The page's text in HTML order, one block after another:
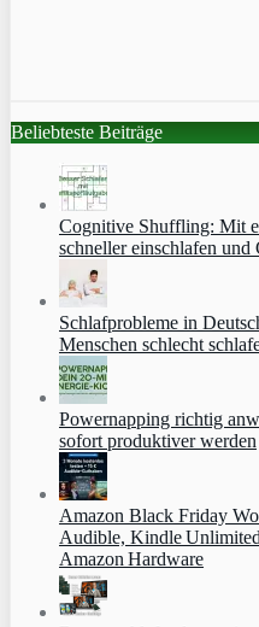
Beliebteste Beiträge
Cognitive Shuffling: Mit
schneller einschlafen und
Schlafprobleme in
Menschen schlecht
Powernapping richtig
sofort produktiver werden
Amazon Black Friday
Audible, Kindle
Amazon Hardware